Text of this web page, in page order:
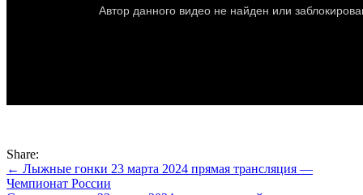
Share:
Навигация
← Лыжные гонки 23 марта 2024 прямая трансляция —
Чемпионат России